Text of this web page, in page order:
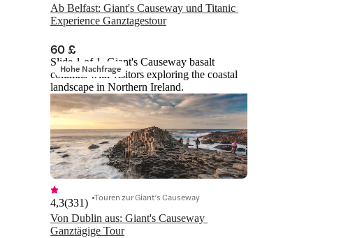
Ab Belfast: Giant's Causeway und Titanic
Experience Ganztagestour
60 £
Hohe Nachfrage
Slide 1 of 1, Giant's Causeway basalt
columns with visitors exploring the coastal
landscape in Northern Ireland.
Von Dublin aus: Giant's Causeway
Ganztägige Tour
4,3(331) Touren zur Giant’s Causeway